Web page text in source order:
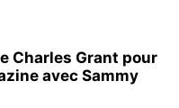
Charles Grant pour
avec Sammy